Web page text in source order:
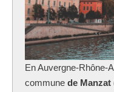
En Auvergne-Rhône-
commune de Manzat